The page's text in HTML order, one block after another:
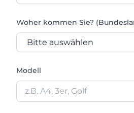
Woher kommen Sie?
Modell